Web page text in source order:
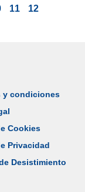
11 12
y condiciones
Cookies
Privacidad
Desistimiento